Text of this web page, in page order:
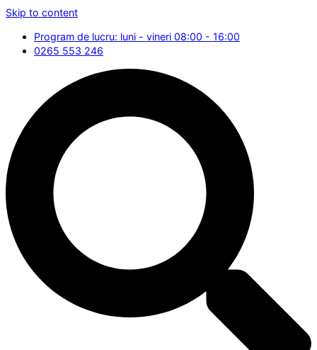
Skip to content
Program de lucru: luni - vineri 08:00 - 16:00
0265 553 246